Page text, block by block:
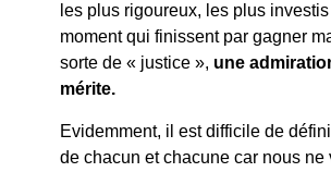
les plus rigoureux, les plus
moment qui finissent par gagner
sorte de « justice », une
mérite.
Evidemment, il est difficile de
de chacun et chacune car nous ne